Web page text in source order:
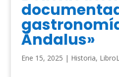
Ándalus»
Ene 15, 2025 | Historia,